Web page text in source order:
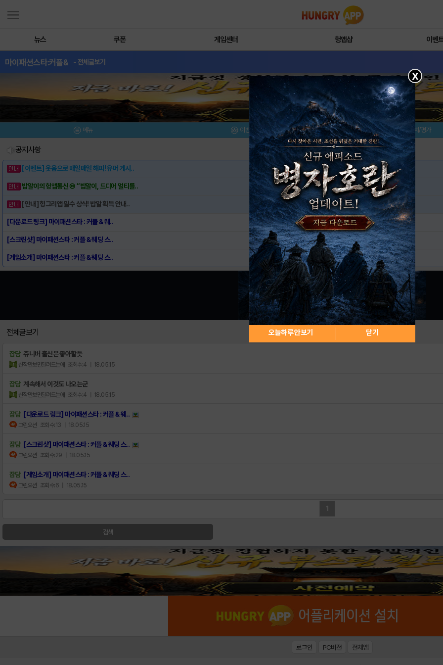
뉴스 쿠폰 게임센터 헝앱샵 이벤
마이패션스타:커플& - 전체글보기
메뉴 이벤트/미션 설치/평가
공지사항
[이벤트] 웃음으로 매일매일 해피! 유머 게시..
밥알이의 헝앱통신 ⑲ “밥알이, 드디어 멀티를..
[안내] 헝그리앱 필수 상식! 밥알 획득 안내..
[다운로드 링크] 마이패션스타 : 커플 & 웨..
[스크린샷] 마이패션스타 : 커플 & 웨딩 스..
[게임소개] 마이패션스타 : 커플 & 웨딩 스..
전체글보기
잡담 쥬니버 출신은 좋아할듯
신작만보면달려드는애 조회수:4 | 18.05.15
잡담 계속해서 이것도 나오는군
신작만보면달려드는애 조회수:4 | 18.05.15
잡담 [다운로드 링크] 마이패션스타 : 커플 & 웨..
그린오션 조회수:13 | 18.05.15
잡담 [스크린샷] 마이패션스타 : 커플 & 웨딩 스..
그린오션 조회수:29 | 18.05.15
잡담 [게임소개] 마이패션스타 : 커플 & 웨딩 스..
그린오션 조회수:6 | 18.05.15
1
검색
X
오늘하루 안보기 닫기
로그인 PC버전 전체앱